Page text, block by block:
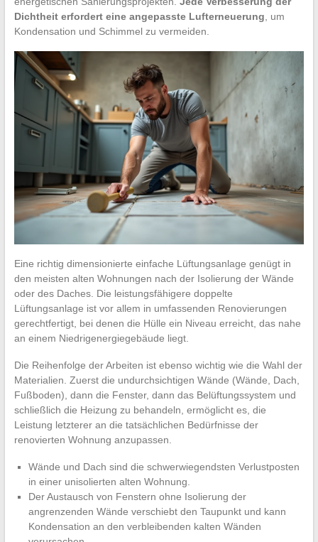
Dichtheit erfordert eine angepasste Lufterneuerung , um
Kondensation und Schimmel zu vermeiden.
Eine richtig dimensionierte einfache Lüftungsanlage genügt in
den meisten alten Wohnungen nach der Isolierung der Wände
oder des Daches. Die leistungsfähigere doppelte
Lüftungsanlage ist vor allem in umfassenden Renovierungen
gerechtfertigt, bei denen die Hülle ein Niveau erreicht, das nahe
an einem Niedrigenergiegebäude liegt.
Die Reihenfolge der Arbeiten ist ebenso wichtig wie die Wahl der
Materialien. Zuerst die undurchsichtigen Wände (Wände, Dach,
Fußboden), dann die Fenster, dann das Belüftungssystem und
schließlich die Heizung zu behandeln, ermöglicht es, die
Leistung letzterer an die tatsächlichen Bedürfnisse der
renovierten Wohnung anzupassen.
Wände und Dach sind die schwerwiegendsten Verlustposten
in einer unisolierten alten Wohnung.
Der Austausch von Fenstern ohne Isolierung der
angrenzenden Wände verschiebt den Taupunkt und kann
Kondensation an den verbleibenden kalten Wänden